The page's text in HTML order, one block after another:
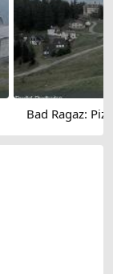
Bad Ragaz: